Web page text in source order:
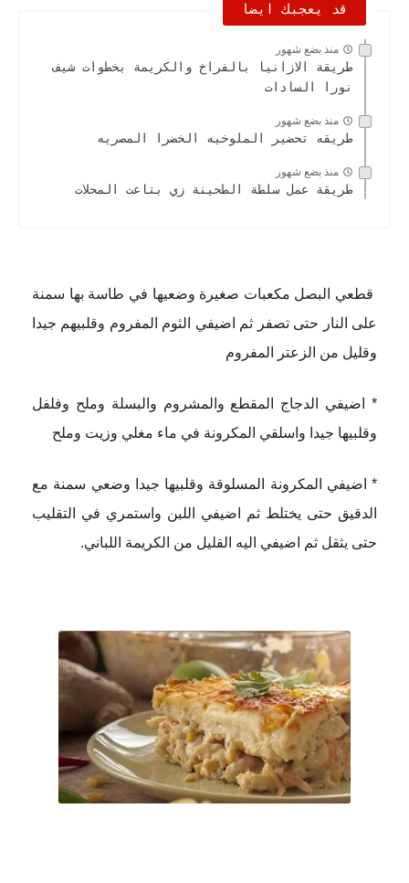
قد يعجبك ايضا
منذ بضع شهور
طريقة الازانيا بالفراخ والكريمة بخطوات شيف
نورا السادات
منذ بضع شهور
طريقه تحضير الملوخيه الخضرا المصريه
منذ بضع شهور
طريقة عمل سلطة الطحينة زي بتاعت المحلات
قطعي البصل مكعبات صغيرة وضعيها في طاسة بها سمنة
على النار حتى تصفر ثم اضيفي الثوم المفروم وقلبيهم جيدا
وقليل من الزعتر المفروم
* اضيفي الدجاج المقطع والمشروم والبسلة وملح وفلفل
وقلبيها جيدا واسلقي المكرونة في ماء مغلي وزيت وملح
* اضيفي المكرونة المسلوقة وقلبيها جيدا وضعي سمنة مع
الدقيق حتى يختلط ثم اضيفي اللبن واستمري في التقليب
حتى يثقل ثم اضيفي اليه القليل من الكريمة اللباني.